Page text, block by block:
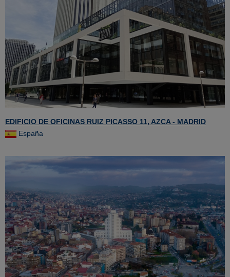
EDIFICIO DE OFICINAS RUIZ PICASSO 11, AZCA - MADRID
España